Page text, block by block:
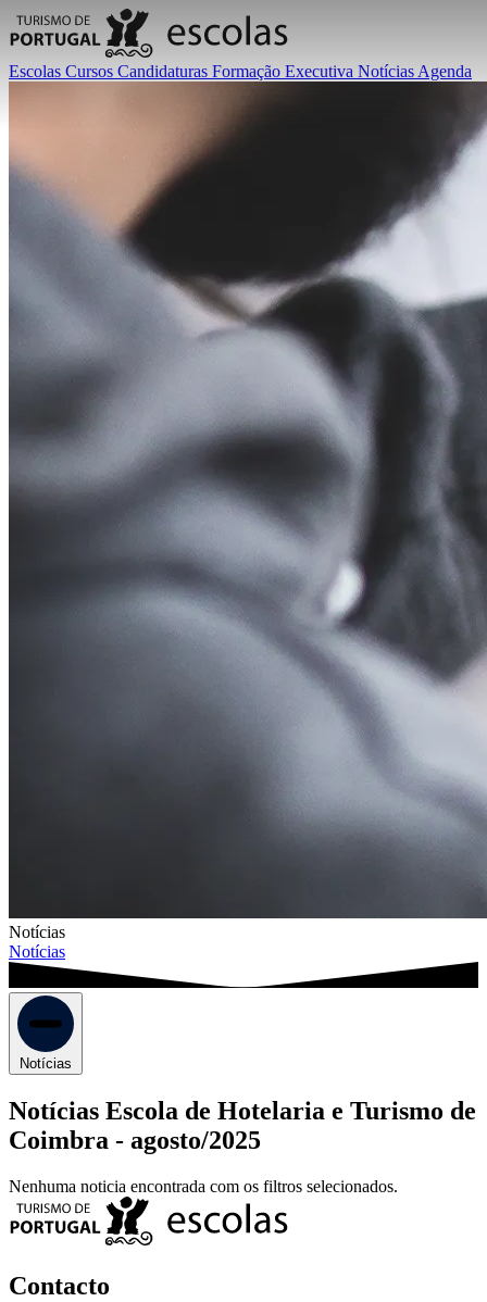
Escolas Cursos Candidaturas Formação Executiva Notícias Agenda
Notícias
Notícias
Notícias
Notícias Escola de Hotelaria e Turismo de
Coimbra - agosto/2025
Nenhuma noticia encontrada com os filtros selecionados.
Contacto